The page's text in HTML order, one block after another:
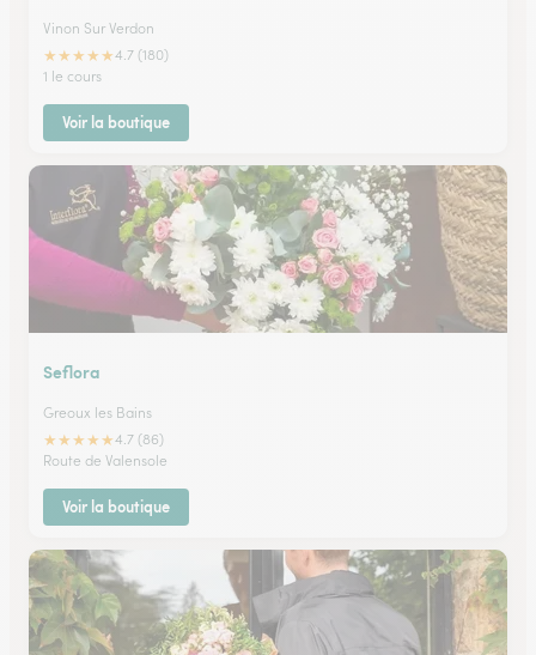
Vinon Sur Verdon
★★★★★4.7 (180)
1 le cours
Voir la boutique
Seflora
Greoux les Bains
★★★★★4.7 (86)
Route de Valensole
Voir la boutique